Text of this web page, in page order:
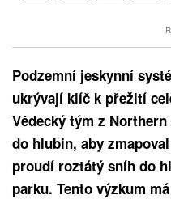
Podzemní jeskynní
ukrývají klíč k přežití
Vědecký tým z
do hlubin, aby
proudí roztátý sníh do
parku. Tento výzkum